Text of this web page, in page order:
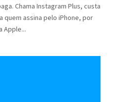
Chama Instagram Plus, custa
quem assina pelo iPhone, por
Apple...